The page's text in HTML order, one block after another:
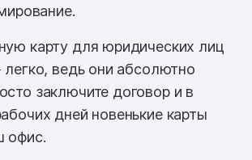
карту для юридических лиц
легко, ведь они абсолютно
заключите договор и в
дней новенькие карты
офис.